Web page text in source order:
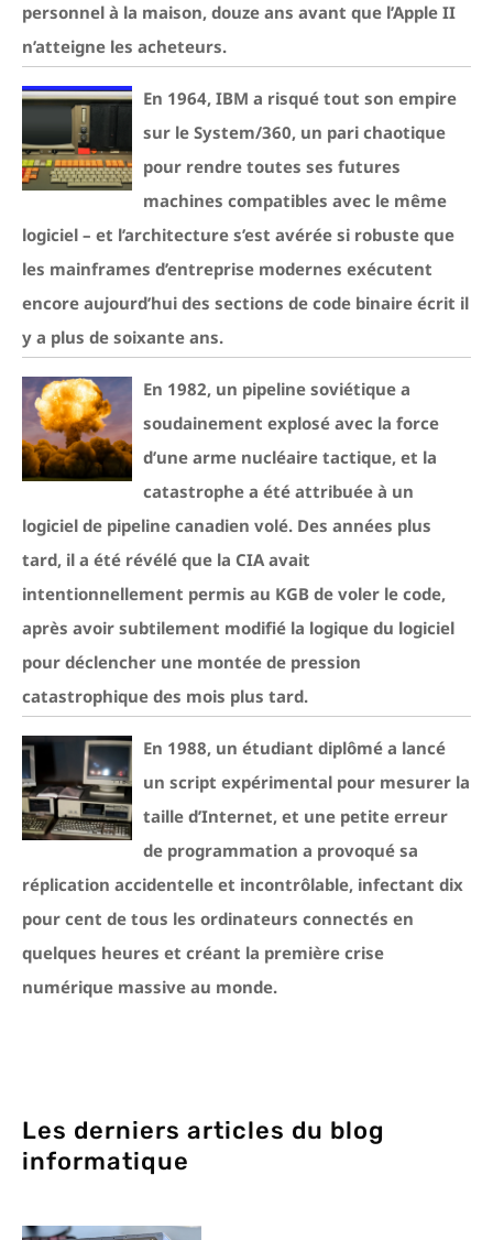
personnel à la maison, douze ans avant que l’Apple II
n’atteigne les acheteurs.
En 1964, IBM a risqué tout son empire
sur le System/360, un pari chaotique
pour rendre toutes ses futures
machines compatibles avec le même
logiciel – et l’architecture s’est avérée si robuste que
les mainframes d’entreprise modernes exécutent
encore aujourd’hui des sections de code binaire écrit il
y a plus de soixante ans.
En 1982, un pipeline soviétique a
soudainement explosé avec la force
d’une arme nucléaire tactique, et la
catastrophe a été attribuée à un
logiciel de pipeline canadien volé. Des années plus
tard, il a été révélé que la CIA avait
intentionnellement permis au KGB de voler le code,
après avoir subtilement modifié la logique du logiciel
pour déclencher une montée de pression
catastrophique des mois plus tard.
En 1988, un étudiant diplômé a lancé
un script expérimental pour mesurer la
taille d’Internet, et une petite erreur
de programmation a provoqué sa
réplication accidentelle et incontrôlable, infectant dix
pour cent de tous les ordinateurs connectés en
quelques heures et créant la première crise
numérique massive au monde.
Les derniers articles du blog
informatique